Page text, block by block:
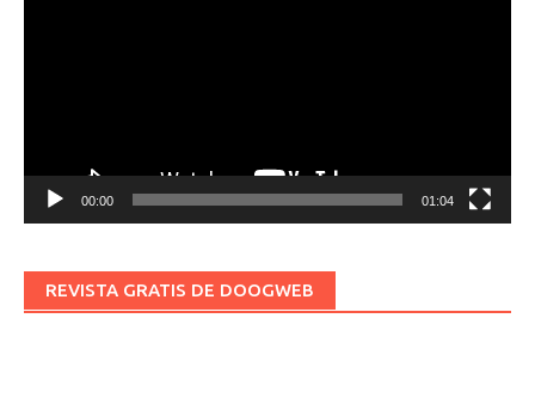
00:00 01:04
REVISTA GRATIS DE DOOGWEB